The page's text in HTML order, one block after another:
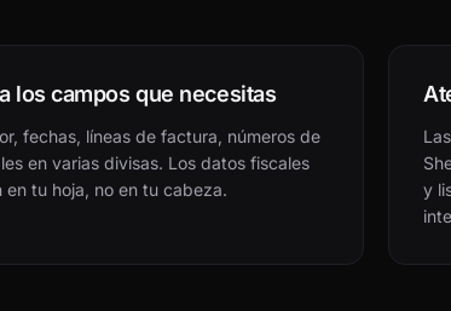
los campos que necesitas
fechas, líneas de factura, números de
en varias divisas. Los datos fiscales
en tu hoja, no en tu cabeza.
y